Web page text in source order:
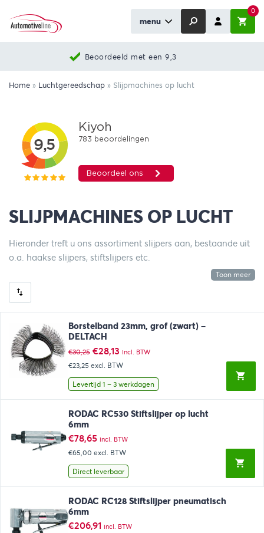
menu
0
Beoordeeld met een 9,3
Home » Luchtgereedschap » Slijpmachines op lucht
SLIJPMACHINES OP LUCHT
Hieronder treft u ons assortiment slijpers aan, bestaande uit
o.a. haakse slijpers, stiftslijpers etc.
Toon meer
Borstelband 23mm, grof (zwart) –
DELTACH
€30,25 Oorspronkelijke
prijs
was:
€30,25.
€28,13Huidige
prijs
is:
€28,13.
incl. BTW
€23,25 excl. BTW
Levertijd 1 – 3 werkdagen
RODAC RC530 Stiftslijper op lucht
6mm
€78,65 incl. BTW
€65,00 excl. BTW
Direct leverbaar
RODAC RC128 Stiftslijper pneumatisch
6mm
€206,91 incl. BTW